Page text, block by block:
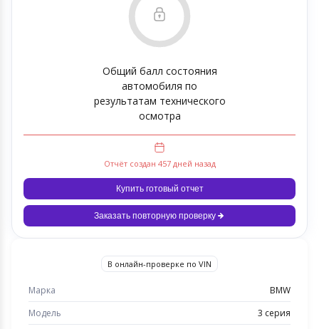
Общий балл состояния
автомобиля по
результатам технического
осмотра
Отчёт создан 457 дней назад
Купить готовый отчет
Заказать повторную проверку
В онлайн-проверке по VIN
Марка
BMW
Модель
3 серия